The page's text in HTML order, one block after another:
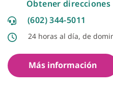
Obtener direcciones
(602) 344-5011
24 horas al día, de
Más información